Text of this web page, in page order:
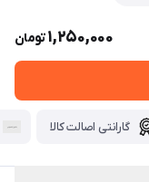
1,250,000تومان
گارانتی اصالت کالا